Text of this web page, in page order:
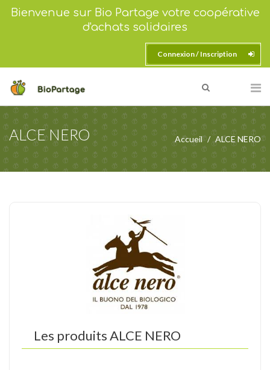
Bienvenue sur Bio Partage votre coopérative
d'achats solidaires
Connexion / Inscription
ALCE NERO Accueil ALCE NERO
Les produitsALCE NERO